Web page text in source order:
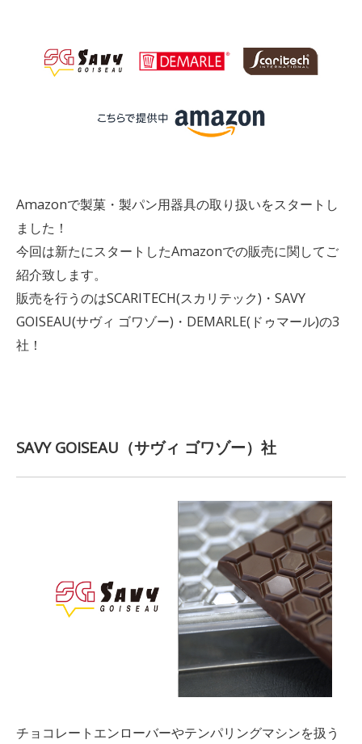
Amazonで製菓・製パン用器具の取り扱いをスタートし
ました！
今回は新たにスタートしたAmazonでの販売に関してご
紹介致します。
販売を行うのはSCARITECH(スカリテック)・SAVY
GOISEAU(サヴィ ゴワゾー)・DEMARLE(ドゥマール)の3
社！
SAVY GOISEAU（サヴィ ゴワゾー）社
チョコレートエンローバーやテンパリングマシンを扱う